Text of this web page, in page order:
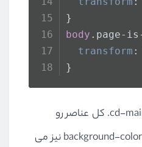
}
body .page-
transform :
}
.cd- کل عناصر رو
پوشش میده و دارای یک background-color نیز می